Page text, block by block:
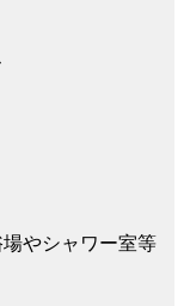
やシャワー室等